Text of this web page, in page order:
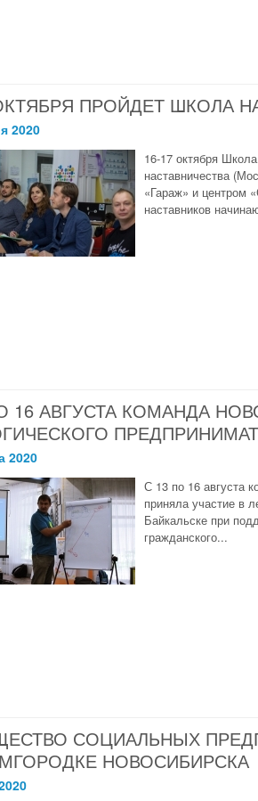
ПРОЙДЕТ ШКОЛА
2020
16-17 октября
наставничества
«Гараж» и центром
наставников
16 АВГУСТА КОМАНДА
2020
С 13 по 16 августа
приняла участие в
Байкальске при
гражданского...
СОЦИАЛЬНЫХ
НОВОСИБИРСКА